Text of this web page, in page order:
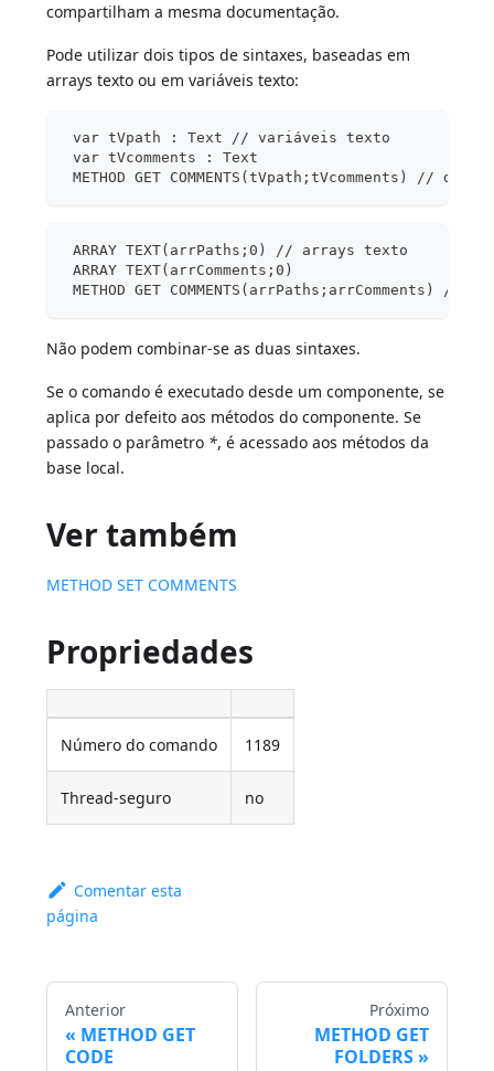
compartilham a mesma documentação.
Pode utilizar dois tipos de sintaxes, baseadas em
arrays texto ou em variáveis texto:
var tVpath : Text // variáveis texto
var tVcomments : Text
METHOD GET COMMENTS(tVpath;tVcomments) //
ARRAY TEXT(arrPaths;0) // arrays texto
ARRAY TEXT(arrComments;0)
METHOD GET COMMENTS(arrPaths;arrComments) //
Não podem combinar-se as duas sintaxes.
Se o comando é executado desde um componente, se
aplica por defeito aos métodos do componente. Se
passado o parâmetro *, é acessado aos métodos da
base local.
Ver também
METHOD SET COMMENTS
Propriedades
Número do comando 1189
Thread-seguro no
Comentar esta
página
Anterior
METHOD GET
CODE
Próximo
METHOD GET
FOLDERS